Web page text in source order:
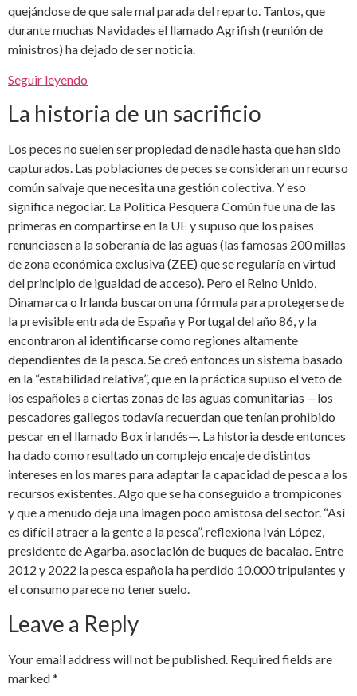
quejándose de que sale mal parada del reparto. Tantos, que
durante muchas Navidades el llamado Agrifish (reunión de
ministros) ha dejado de ser noticia.
Seguir leyendo
La historia de un sacrificio
Los peces no suelen ser propiedad de nadie hasta que han sido
capturados. Las poblaciones de peces se consideran un recurso
común salvaje que necesita una gestión colectiva. Y eso
significa negociar. La Política Pesquera Común fue una de las
primeras en compartirse en la UE y supuso que los países
renunciasen a la soberanía de las aguas (las famosas 200 millas
de zona económica exclusiva (ZEE) que se regularía en virtud
del principio de igualdad de acceso). Pero el Reino Unido,
Dinamarca o Irlanda buscaron una fórmula para protegerse de
la previsible entrada de España y Portugal del año 86, y la
encontraron al identificarse como regiones altamente
dependientes de la pesca. Se creó entonces un sistema basado
en la “estabilidad relativa”, que en la práctica supuso el veto de
los españoles a ciertas zonas de las aguas comunitarias —los
pescadores gallegos todavía recuerdan que tenían prohibido
pescar en el llamado Box irlandés—. La historia desde entonces
ha dado como resultado un complejo encaje de distintos
intereses en los mares para adaptar la capacidad de pesca a los
recursos existentes. Algo que se ha conseguido a trompicones
y que a menudo deja una imagen poco amistosa del sector. “Así
es difícil atraer a la gente a la pesca”, reflexiona Iván López,
presidente de Agarba, asociación de buques de bacalao. Entre
2012 y 2022 la pesca española ha perdido 10.000 tripulantes y
el consumo parece no tener suelo.
Leave a Reply
Your email address will not be published. Required fields are
marked*